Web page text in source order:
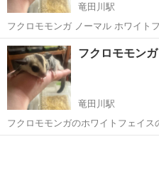
竜田川駅
フクロモモンガ ノーマル ホワイトフェイ
いております☺️ ご見学も大丈夫で
_)m
奈良 生駒郡 竜田川駅
フクロモモン
竜田川駅
フクロモモンガのホワイトフェイスの
お迎えも可能です(*^^*) 本日のご見